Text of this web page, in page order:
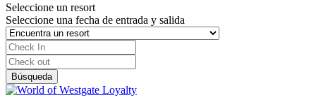
Seleccione un resort
Seleccione una fecha de entrada y salida